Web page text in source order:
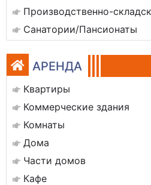
Санатории/Пансионаты
АРЕНДА
Квартиры
Коммерческие здания
Комнаты
Дома
Части домов
Кафе